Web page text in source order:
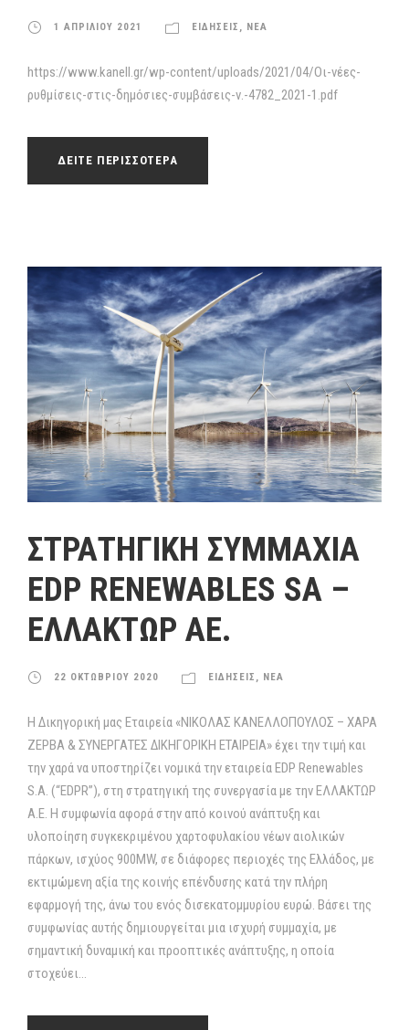
1 ΑΠΡΙΛΙΟΥ 2021 ΕΙΔΗΣΕΙΣ ΝΕΑ
https://www.kanell.gr/wp-content/uploads/2021/04/Οι-νέες-
ρυθμίσεις-στις-δημόσιες-συμβάσεις-ν.-4782_2021-1.pdf
ΔΕΙΤΕ ΠΕΡΙΣΣΟΤΕΡΑ
ΣΤΡΑΤΗΓΙΚΗ ΣΥΜΜΑΧΙΑ
EDP RENEWABLES SA –
ΕΛΛΑΚΤΩΡ ΑΕ.
22 ΟΚΤΩΒΡΙΟΥ 2020 ΕΙΔΗΣΕΙΣ , ΝΕΑ
Η Δικηγορική μας Εταιρεία «ΝΙΚΟΛΑΣ ΚΑΝΕΛΛΟΠΟΥΛΟΣ – ΧΑΡΑ
ΖΕΡΒΑ & ΣΥΝΕΡΓΑΤΕΣ ΔΙΚΗΓΟΡΙΚΗ ΕΤΑΙΡΕΙΑ» έχει την τιμή και
την χαρά να υποστηρίζει νομικά την εταιρεία EDP Renewables
S.A. (“EDPR”), στη στρατηγική της συνεργασία με την ΕΛΛΑΚΤΩΡ
Α.Ε. Η συμφωνία αφορά στην από κοινού ανάπτυξη και
υλοποίηση συγκεκριμένου χαρτοφυλακίου νέων αιολικών
πάρκων, ισχύος 900MW, σε διάφορες περιοχές της Ελλάδος, με
εκτιμώμενη αξία της κοινής επένδυσης κατά την πλήρη
εφαρμογή της, άνω του ενός δισεκατομμυρίου ευρώ. Βάσει της
συμφωνίας αυτής δημιουργείται μια ισχυρή συμμαχία, με
σημαντική δυναμική και προοπτικές ανάπτυξης, η οποία
στοχεύει...